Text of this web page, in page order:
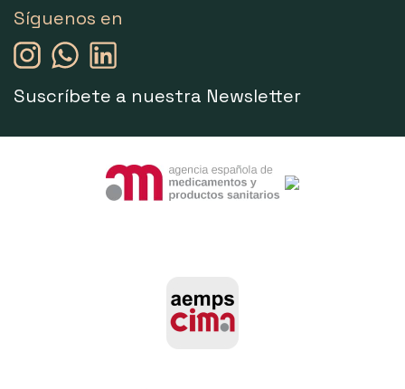
Síguenos en
Suscríbete a nuestra Newsletter